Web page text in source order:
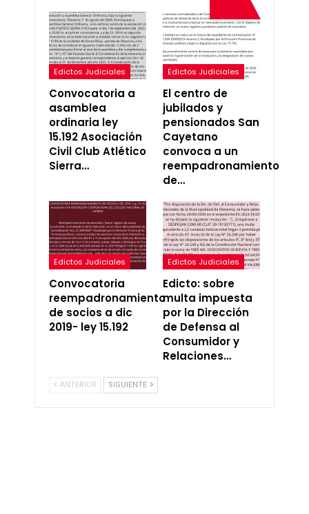
Edictos Judiciales
Convocatoria a
asamblea
ordinaria ley
15.192 Asociación
Civil Club Atlético
Sierra…
Edictos Judiciales
El centro de
jubilados y
pensionados San
Cayetano
convoca a un
reempadronamiento
de…
Edictos Judiciales
Convocatoria
reempadronamiento
de socios a dic
2019- ley 15.192
Edictos Judiciales
Edicto: sobre
multa impuesta
por la Dirección
de Defensa al
Consumidor y
Relaciones…
ANTERIOR SIGUIENTE